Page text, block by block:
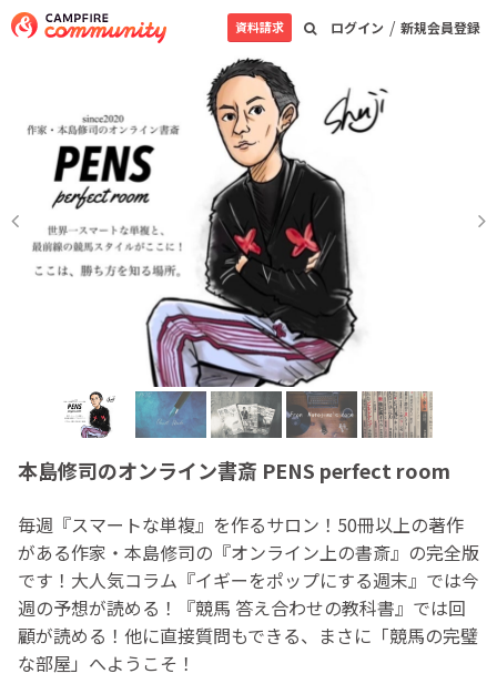
ログイン / 新規会員登録
資料請求
本島修司のオンライン書斎 PENS perfect room
毎週『スマートな単複』を作るサロン！50冊以上の著作
がある作家・本島修司の『オンライン上の書斎』の完全版
です！大人気コラム『イギーをポップにする週末』では今
週の予想が読める！『競馬 答え合わせの教科書』では回
顧が読める！他に直接質問もできる、まさに「競馬の完璧
な部屋」へようこそ！